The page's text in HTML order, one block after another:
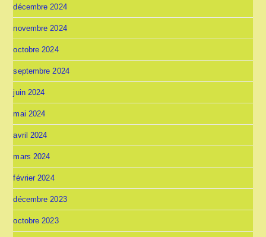
décembre 2024
novembre 2024
octobre 2024
septembre 2024
juin 2024
mai 2024
avril 2024
mars 2024
février 2024
décembre 2023
octobre 2023